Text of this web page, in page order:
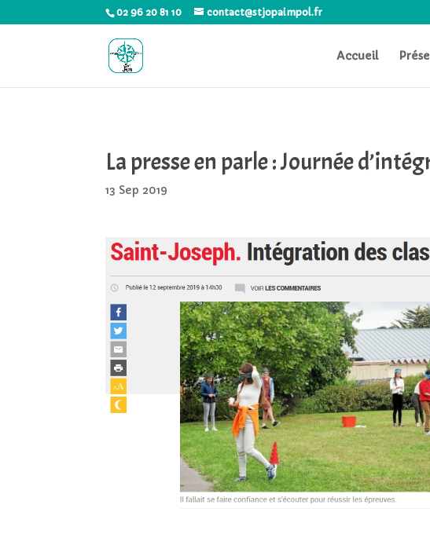
02 96 20 81 10 contact@stjopaimpol.fr
Accueil
La presse en parle : Journée
13 Sep 2019